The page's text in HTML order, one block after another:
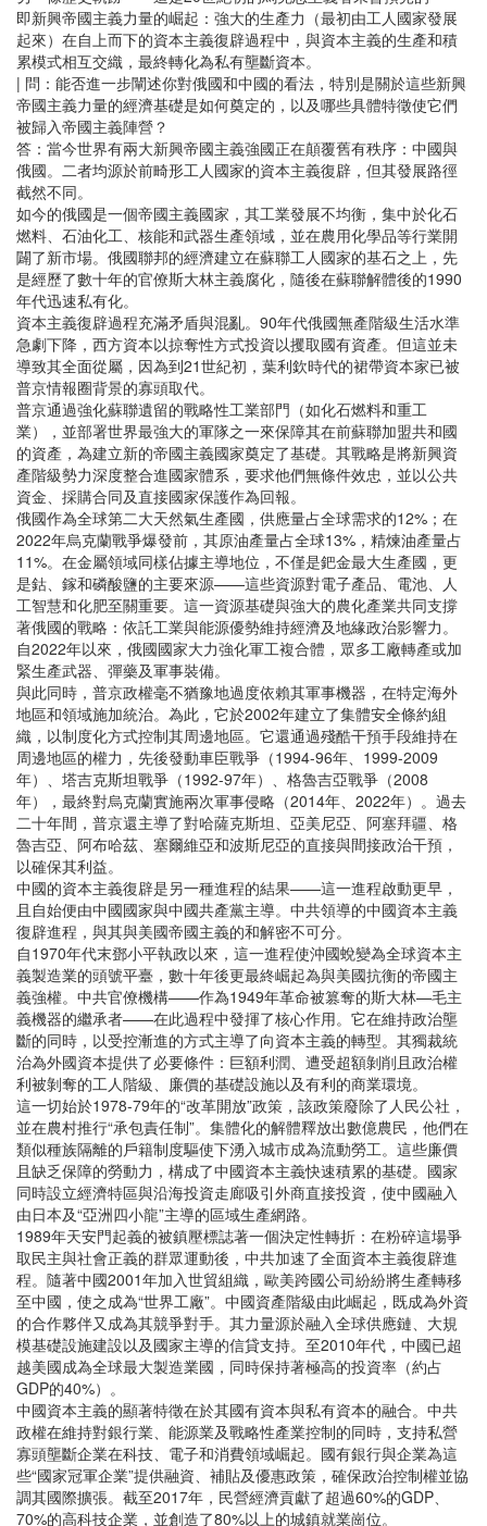
即新興帝國主義力量的崛起：強大的生產力（最初由工人國家發展
起來）在自上而下的資本主義復辟過程中，與資本主義的生產和積
累模式相互交織，最終轉化為私有壟斷資本。
| 問：能否進一步闡述你對俄國和中國的看法，特別是關於這些新興
帝國主義力量的經濟基礎是如何奠定的，以及哪些具體特徵使它們
被歸入帝國主義陣營？
答：當今世界有兩大新興帝國主義強國正在顛覆舊有秩序：中國與
俄國。二者均源於前畸形工人國家的資本主義復辟，但其發展路徑
截然不同。
如今的俄國是一個帝國主義國家，其工業發展不均衡，集中於化石
燃料、石油化工、核能和武器生產領域，並在農用化學品等行業開
闢了新市場。俄國聯邦的經濟建立在蘇聯工人國家的基石之上，先
是經歷了數十年的官僚斯大林主義腐化，隨後在蘇聯解體後的1990
年代迅速私有化。
資本主義復辟過程充滿矛盾與混亂。90年代俄國無產階級生活水準
急劇下降，西方資本以掠奪性方式投資以攫取國有資產。但這並未
導致其全面從屬，因為到21世紀初，葉利欽時代的裙帶資本家已被
普京情報圈背景的寡頭取代。
普京通過強化蘇聯遺留的戰略性工業部門（如化石燃料和重工
業），並部署世界最強大的軍隊之一來保障其在前蘇聯加盟共和國
的資產，為建立新的帝國主義國家奠定了基礎。其戰略是將新興資
產階級勢力深度整合進國家體系，要求他們無條件效忠，並以公共
資金、採購合同及直接國家保護作為回報。
俄國作為全球第二大天然氣生產國，供應量占全球需求的12%；在
2022年烏克蘭戰爭爆發前，其原油產量占全球13%，精煉油產量占
11%。在金屬領域同樣佔據主導地位，不僅是鈀金最大生產國，更
是鈷、鎵和磷酸鹽的主要來源——這些資源對電子產品、電池、人
工智慧和化肥至關重要。這一資源基礎與強大的農化產業共同支撐
著俄國的戰略：依託工業與能源優勢維持經濟及地緣政治影響力。
自2022年以來，俄國國家大力強化軍工複合體，眾多工廠轉產或加
緊生產武器、彈藥及軍事裝備。
與此同時，普京政權毫不猶豫地過度依賴其軍事機器，在特定海外
地區和領域施加統治。為此，它於2002年建立了集體安全條約組
織，以制度化方式控制其周邊地區。它還通過殘酷干預手段維持在
周邊地區的權力，先後發動車臣戰爭（1994-96年、1999-2009
年）、塔吉克斯坦戰爭（1992-97年）、格魯吉亞戰爭（2008
年），最終對烏克蘭實施兩次軍事侵略（2014年、2022年）。過去
二十年間，普京還主導了對哈薩克斯坦、亞美尼亞、阿塞拜疆、格
魯吉亞、阿布哈茲、塞爾維亞和波斯尼亞的直接與間接政治干預，
以確保其利益。
中國的資本主義復辟是另一種進程的結果——這一進程啟動更早，
且自始便由中國國家與中國共產黨主導。中共領導的中國資本主義
復辟進程，與其與美國帝國主義的和解密不可分。
自1970年代末鄧小平執政以來，這一進程使沖國蛻變為全球資本主
義製造業的頭號平臺，數十年後更最終崛起為與美國抗衡的帝國主
義強權。中共官僚機構——作為1949年革命被篡奪的斯大林—毛主
義機器的繼承者——在此過程中發揮了核心作用。它在維持政治壟
斷的同時，以受控漸進的方式主導了向資本主義的轉型。其獨裁統
治為外國資本提供了必要條件：巨額利潤、遭受超額剝削且政治權
利被剝奪的工人階級、廉價的基礎設施以及有利的商業環境。
這一切始於1978-79年的“改革開放”政策，該政策廢除了人民公社，
並在農村推行“承包責任制”。集體化的解體釋放出數億農民，他們在
類似種族隔離的戶籍制度驅使下湧入城市成為流動勞工。這些廉價
且缺乏保障的勞動力，構成了中國資本主義快速積累的基礎。國家
同時設立經濟特區與沿海投資走廊吸引外商直接投資，使中國融入
由日本及“亞洲四小龍”主導的區域生產網路。
1989年天安門起義的被鎮壓標誌著一個決定性轉折：在粉碎這場爭
取民主與社會正義的群眾運動後，中共加速了全面資本主義復辟進
程。隨著中國2001年加入世貿組織，歐美跨國公司紛紛將生產轉移
至中國，使之成為“世界工廠”。中國資產階級由此崛起，既成為外資
的合作夥伴又成為其競爭對手。其力量源於融入全球供應鏈、大規
模基礎設施建設以及國家主導的信貸支持。至2010年代，中國已超
越美國成為全球最大製造業國，同時保持著極高的投資率（約占
GDP的40%）。
中國資本主義的顯著特徵在於其國有資本與私有資本的融合。中共
政權在維持對銀行業、能源業及戰略性產業控制的同時，支持私營
寡頭壟斷企業在科技、電子和消費領域崛起。國有銀行與企業為這
些“國家冠軍企業”提供融資、補貼及優惠政策，確保政治控制權並協
調其國際擴張。截至2017年，民營經濟貢獻了超過60%的GDP、
70%的高科技企業，並創造了80%以上的城鎮就業崗位。